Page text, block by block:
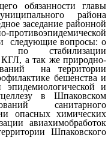
обязанности главы
района
заседание районной
следующие вопросы: о
по стабилизации
КГЛ, а так же природно-
на территории
бешенства и
и
в Шпаковском
санитарного
опасных химических
авиахимобработок
Шпаковского